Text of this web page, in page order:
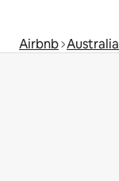
Airbnb Australia